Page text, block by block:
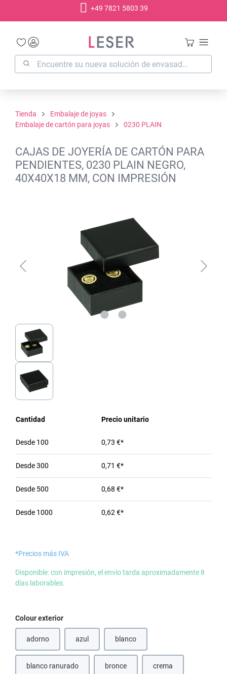
+49 7821 5803 39
Tienda
Embalaje de joyas
Embalaje de cartón para joyas
0230 PLAIN
CAJAS DE JOYERÍA DE CARTÓN PARA
PENDIENTES, 0230 PLAIN NEGRO,
40X40X18 MM, CON IMPRESIÓN
Cantidad Precio unitario
Desde 100 0,73 €*
Desde300 0,71 €*
Desde 500 0,68 €*
Desde 1000 0,62 €*
*Precios más IVA
Disponible: con impresión, el envío tarda aproximadamente 8
días laborables.
Seleccione
Colour exterior
adorno azul(Esta opción no está disponible en este momento.)
blanco(Esta opción no está disponible en
blanco ranurado bronce(Esta opción no está disponible en este
crema(Esta opción no está